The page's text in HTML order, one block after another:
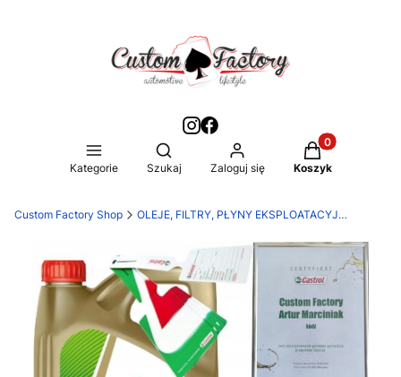
Kategorie
Otwórz wyszukiwarkę
Szukaj Zaloguj się
Produkty w
Koszyk
Custom Factory Shop OLEJE, FILTRY, PŁYNY EKSPLOATACYJNE